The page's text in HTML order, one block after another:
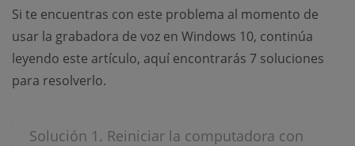
Si te encuentras con este problema al momento de
usar la grabadora de voz en Windows 10, continúa
leyendo este artículo, aquí encontrarás 7 soluciones
para resolverlo.
Solución 1. Reiniciar la computadora con